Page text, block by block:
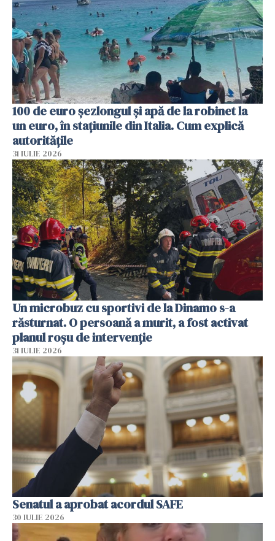
100 de euro șezlongul și apă de la robinet la
un euro, în stațiunile din Italia. Cum explică
autoritățile
31 IULIE 2026
Un microbuz cu sportivi de la Dinamo s-a
răsturnat. O persoană a murit, a fost activat
planul roșu de intervenție
31 IULIE 2026
Senatul a aprobat acordul SAFE
30 IULIE 2026